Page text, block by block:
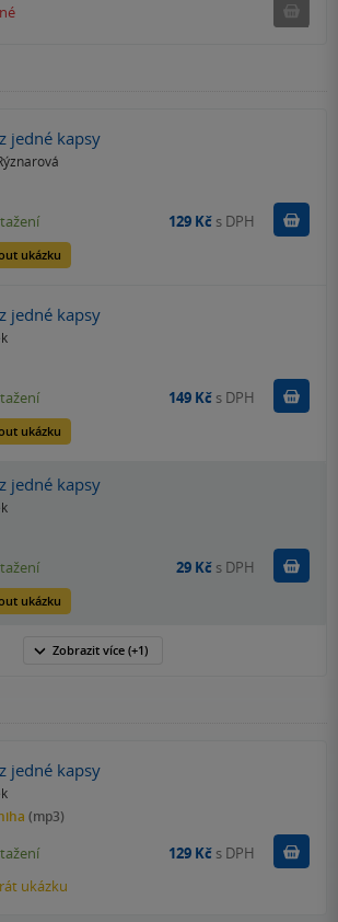
jedné kapsy
ukázku
129 Kč s DPH Koupit
jedné kapsy
ukázku
149 Kč s DPH Koupit
jedné kapsy
ukázku
29 Kč s DPH Koupit
Zobrazit více (+1)
jedné kapsy
(mp3)
ukázku
129 Kč s DPH Koupit